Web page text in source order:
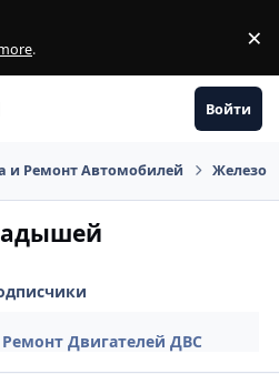
. ×
Войти
и Ремонт Автомобилей Железо
Ремонт Двигателей ДВС